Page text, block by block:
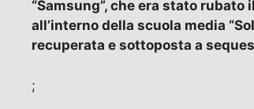
“Samsung”, che era stato
all’interno della scuola media
recuperata e sottoposta a
;